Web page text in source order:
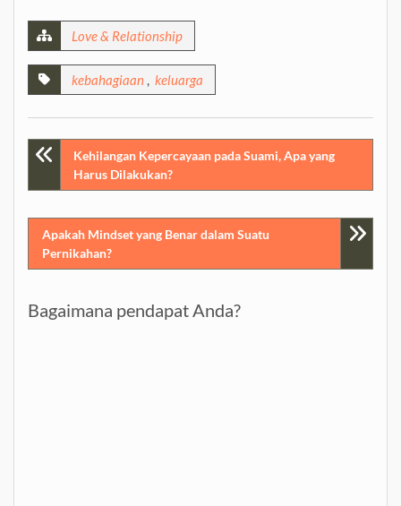
Love & Relationship
kebahagiaan , keluarga
Post
navigation
Kehilangan Kepercayaan pada Suami, Apa yang
Harus Dilakukan?
Apakah Mindset yang Benar dalam Suatu
Pernikahan?
Bagaimana pendapat Anda?